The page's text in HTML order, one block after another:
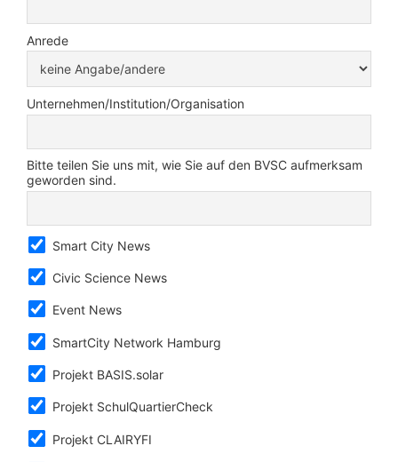
Anrede
Unternehmen/Institution/Organisation
Bitte teilen Sie uns mit, wie Sie auf den BVSC aufmerksam
geworden sind.
Smart City News
Civic Science News
Event News
SmartCity Network Hamburg
Projekt BASIS.solar
Projekt SchulQuartierCheck
Projekt CLAIRYFI